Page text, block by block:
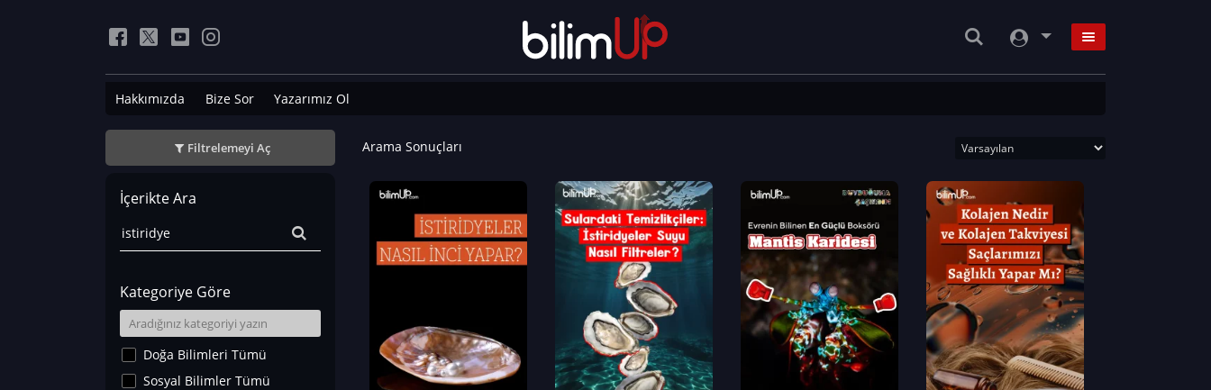
Hakkımızda Bize Sor Yazarımız Ol
Filtrelemeyi Aç
İçerikte Ara
Kategoriye Göre
Doğa Bilimleri Tümü
Sosyal Bilimler Tümü
Arama Sonuçları